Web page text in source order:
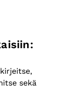
sekä